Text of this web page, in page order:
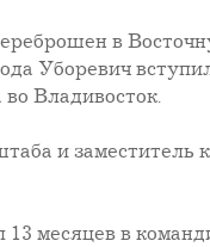
в
Уборевич
Владивосток.
и
13 месяцев в